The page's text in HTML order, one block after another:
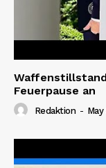
Feuerpause an
Redaktion -